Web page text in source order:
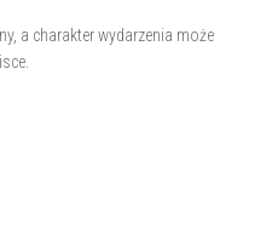
a charakter wydarzenia może